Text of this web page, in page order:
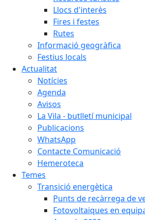
Llocs d'interès
Fires i festes
Rutes
Informació geogràfica
Festius locals
Actualitat
Notícies
Agenda
Avisos
La Vila - butlletí municipal
Publicacions
WhatsApp
Contacte Comunicació
Hemeroteca
Temes
Transició energètica
Punts de recàrrega de
Fotovoltaiques en